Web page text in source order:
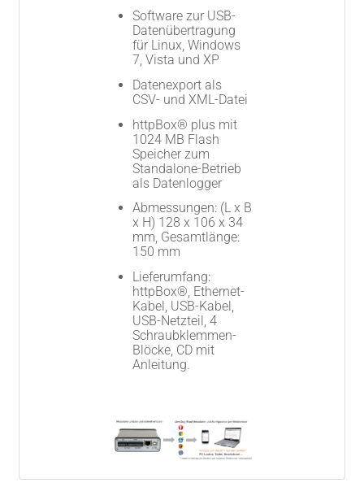
Software zur USB-
Datenübertragung
für Linux, Windows
7, Vista und XP
Datenexport als
CSV- und XML-Datei
httpBox® plus mit
1024 MB Flash
Speicher zum
Standalone-Betrieb
als Datenlogger
Abmessungen: (L x B
x H) 128 x 106 x 34
mm, Gesamtlänge:
150 mm
Lieferumfang:
httpBox®, Ethernet-
Kabel, USB-Kabel,
USB-Netzteil, 4
Schraubklemmen-
Blöcke, CD mit
Anleitung.